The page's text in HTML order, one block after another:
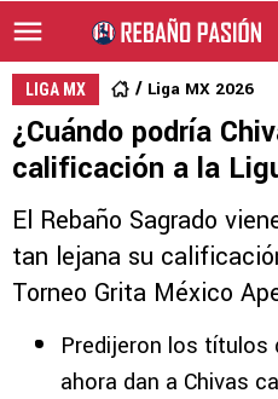
LIGA MX Liga MX 2026
¿Cuándo podría
calificación a la
El Rebaño Sagrado
tan lejana su
Torneo Grita México
Predijeron los títulos
ahora dan a Chivas